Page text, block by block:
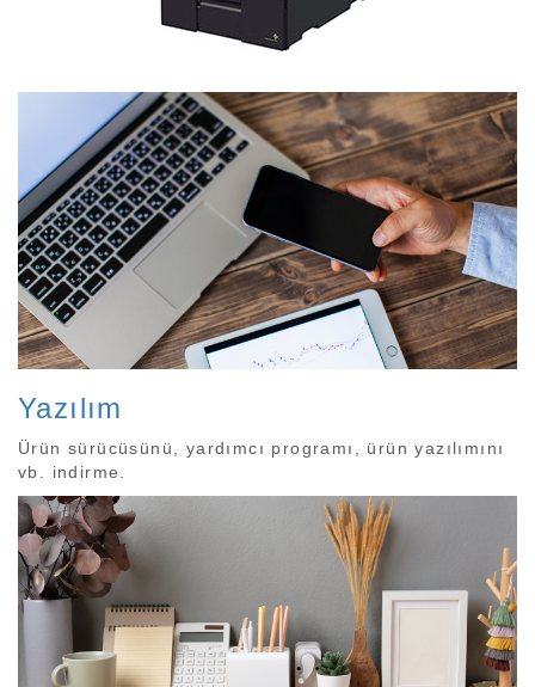
Yazılım
Ürün sürücüsünü, yardımcı programı, ürün yazılımını
vb. indirme.